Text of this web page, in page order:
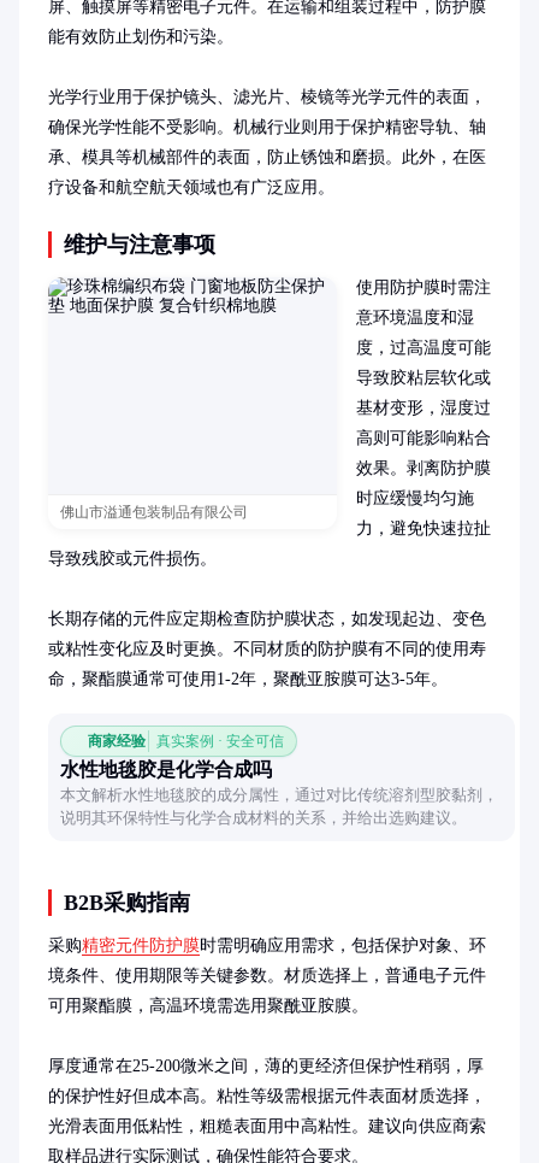
屏、触摸屏等精密电子元件。在运输和组装过程中，防护膜
能有效防止划伤和污染。
光学行业用于保护镜头、滤光片、棱镜等光学元件的表面，
确保光学性能不受影响。机械行业则用于保护精密导轨、轴
承、模具等机械部件的表面，防止锈蚀和磨损。此外，在医
疗设备和航空航天领域也有广泛应用。
维护与注意事项
佛山市溢通包装制品有限公司
使用防护膜时需注
意环境温度和湿
度，过高温度可能
导致胶粘层软化或
基材变形，湿度过
高则可能影响粘合
效果。剥离防护膜
时应缓慢均匀施
力，避免快速拉扯
导致残胶或元件损伤。
长期存储的元件应定期检查防护膜状态，如发现起边、变色
或粘性变化应及时更换。不同材质的防护膜有不同的使用寿
命，聚酯膜通常可使用1-2年，聚酰亚胺膜可达3-5年。
商家经验 真实案例 · 安全可信
水性地毯胶是化学合成吗
本文解析水性地毯胶的成分属性，通过对比传统溶剂型胶黏剂，
说明其环保特性与化学合成材料的关系，并给出选购建议。
B2B采购指南
采购精密元件防护膜时需明确应用需求，包括保护对象、环
境条件、使用期限等关键参数。材质选择上，普通电子元件
可用聚酯膜，高温环境需选用聚酰亚胺膜。
厚度通常在25-200微米之间，薄的更经济但保护性稍弱，厚
的保护性好但成本高。粘性等级需根据元件表面材质选择，
光滑表面用低粘性，粗糙表面用中高粘性。建议向供应商索
取样品进行实际测试，确保性能符合要求。